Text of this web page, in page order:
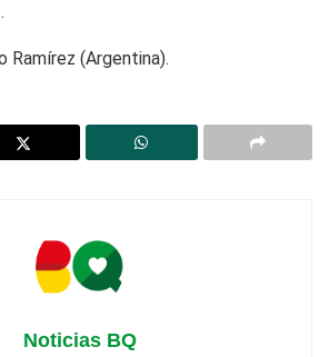
Ramírez (Argentina).
Noticias BQ